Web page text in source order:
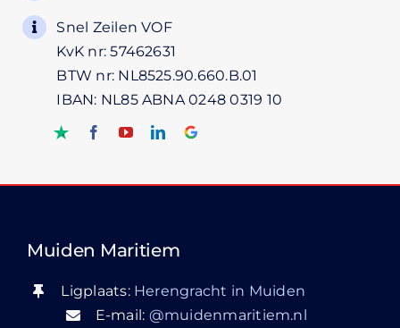
Snel Zeilen VOF
KvK nr: 57462631
BTW nr: NL8525.90.660.B.01
IBAN: NL85 ABNA 0248 0319 10
Muiden Maritiem
Ligplaats: Herengracht in Muiden
E-mail: @muidenmaritiem.nl